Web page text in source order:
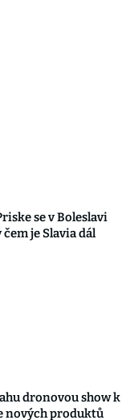
se v Boleslavi
je Slavia dál
dronovou show k
nových produktů